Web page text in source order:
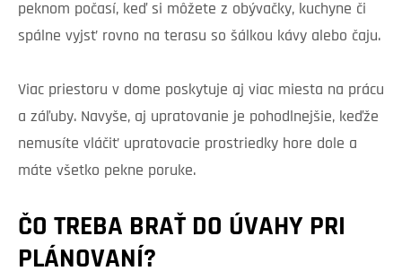
peknom počasí, keď si môžete z obývačky, kuchyne či
spálne vyjsť rovno na terasu so šálkou kávy alebo čaju.
Viac priestoru v dome poskytuje aj viac miesta na prácu
a záľuby. Navyše, aj upratovanie je pohodlnejšie, keďže
nemusíte vláčiť upratovacie prostriedky hore dole a
máte všetko pekne poruke.
ČO TREBA BRAŤ DO ÚVAHY PRI
PLÁNOVANÍ?